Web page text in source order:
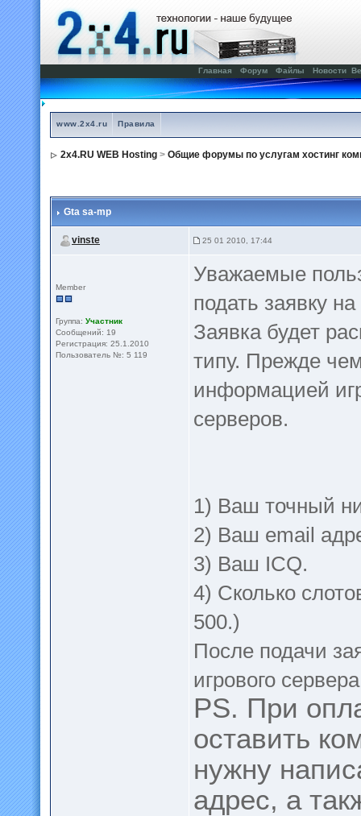
Главная Форум Файлы Новости
www.2x4.ru Правила
2x4.RU WEB Hosting > Общие форумы по услугам хостинг
Gta sa-mp
vinste 25 01 2010, 17:44
Member
Группа: Участник
Сообщений: 19
Регистрация: 25.1.2010
Пользователь №: 5 119
Уважаемые
подать заявку
Заявка будет
типу. Прежде
информацией
серверов.
1) Ваш точный
2) Ваш email
3) Ваш ICQ.
4) Сколько
500.)
После подачи
игрового
PS. При
оставить
нужну
адрес, а